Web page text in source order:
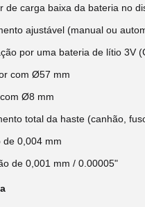
de carga baixa da bateria no
ajustável (manual ou
por uma bateria de lítio 3V
com Ø57 mm
Ø8 mm
total da haste (canhão,
de 0,004 mm
de 0,001 mm / 0.00005"